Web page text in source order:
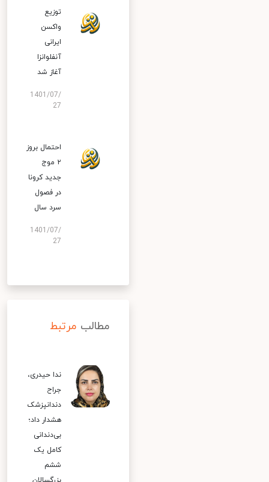
توزیع
واکسن
ایرانی
آنفلوانزا
آغاز شد
1401/07/
27
احتمال بروز
۲ موج
جدید کرونا
در فصول
سرد سال
1401/07/
27
مطالب مرتبط
ندا حیدری،
جراح
دندانپزشک
هشدار داد؛
بی‌دندانی
کامل یک
ششم